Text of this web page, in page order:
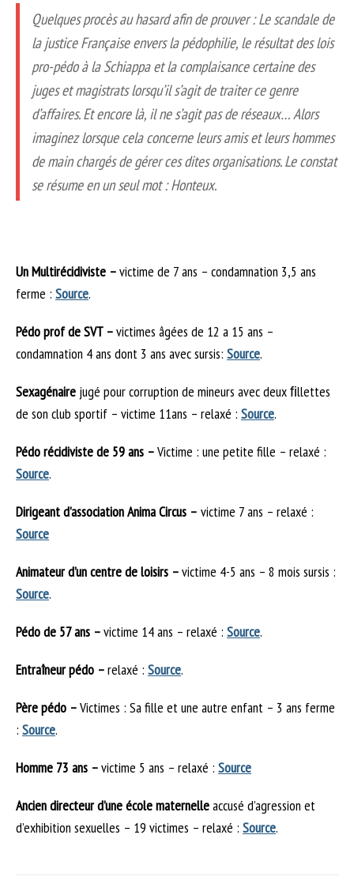
Quelques procès au hasard afin de prouver : Le scandale de
la justice Française envers la pédophilie, le résultat des lois
pro-pédo à la Schiappa et la complaisance certaine des
juges et magistrats lorsqu’il s’agit de traiter ce genre
d’affaires. Et encore là, il ne s’agit pas de réseaux… Alors
imaginez lorsque cela concerne leurs amis et leurs hommes
de main chargés de gérer ces dites organisations. Le constat
se résume en un seul mot : Honteux.
Un Multirécidiviste –victime de 7 ans – condamnation 3,5 ans
ferme : Source.
Pédo prof de SVT –victimes âgées de 12 a 15 ans –
condamnation 4 ans dont 3 ans avec sursis: Source.
Sexagénaire jugé pour corruption de mineurs avec deux ﬁllettes
de son club sportif – victime 11ans – relaxé : Source.
Pédo récidiviste de 59 ans –Victime : une petite fille – relaxé :
Source.
Dirigeant d’association Anima Circus – victime 7 ans – relaxé :
Source
Animateur d’un centre de loisirs –victime 4-5 ans – 8 mois sursis :
Source.
Pédo de 57 ans –victime 14 ans – relaxé : Source.
Entraîneur pédo –relaxé : Source.
Père pédo –Victimes : Sa fille et une autre enfant – 3 ans ferme
: Source.
Homme 73 ans –victime 5 ans – relaxé : Source
Ancien directeur d’une école maternelleaccusé d’agression et
d’exhibition sexuelles – 19 victimes – relaxé : Source.